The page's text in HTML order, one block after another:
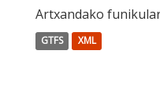
Artxandako
GTFS XML